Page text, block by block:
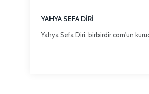
YAHYA SEFA DIRI
Yahya Sefa Diri, birbirdir.com'un